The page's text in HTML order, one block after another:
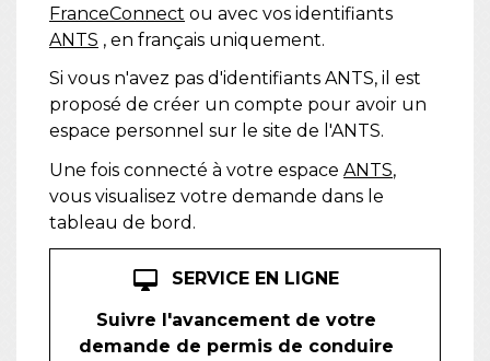
FranceConnect ou avec vos identifiants
ANTS , en français uniquement.
Si vous n'avez pas d'identifiants ANTS, il est
proposé de créer un compte pour avoir un
espace personnel sur le site de l'ANTS.
Une fois connecté à votre espace ANTS,
vous visualisez votre demande dans le
tableau de bord.
desktop_mac
SERVICE EN LIGNE
Suivre l'avancement de votre
demande de permis de conduire